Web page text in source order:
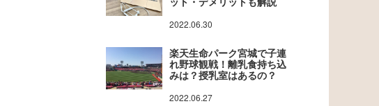
2022.06.30
楽天生命パーク宮城で子連
れ野球観戦！離乳食持ち込
みは？授乳室はあるの？
2022.06.27